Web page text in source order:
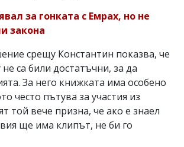
за гонката с Емрах, но не
закона
срещу Константин показва, че
са били достатъчни, за да
За него книжката има особено
често пътува за участия из
той вече призна, че ако е знаел
ще има клипът, не би го